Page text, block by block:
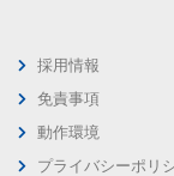
採用情報
免責事項
動作環境
プライバシーポリ